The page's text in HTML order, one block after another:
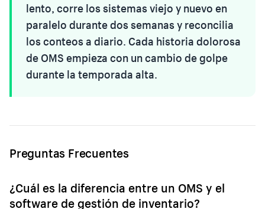
lento, corre los sistemas viejo y nuevo en
paralelo durante dos semanas y reconcilia
los conteos a diario. Cada historia dolorosa
de OMS empieza con un cambio de golpe
durante la temporada alta.
Preguntas Frecuentes
¿Cuál es la diferencia entre un OMS y el
software de gestión de inventario?